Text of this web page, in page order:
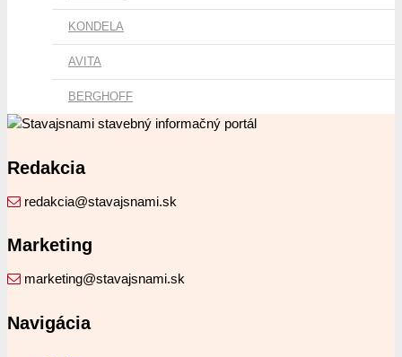
KONDELA
AVITA
BERGHOFF
Redakcia
redakcia@stavajsnami.sk
Marketing
marketing@stavajsnami.sk
Navigácia